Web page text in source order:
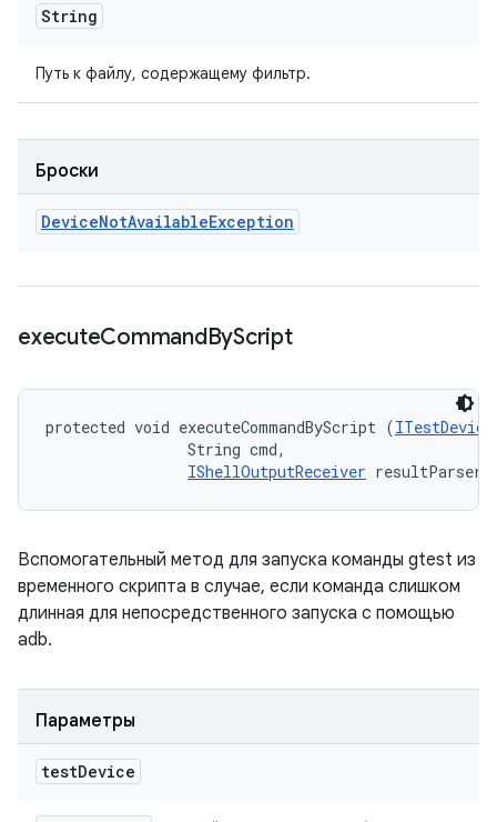
String
Путь к файлу, содержащему фильтр.
Броски
DeviceNotAvailableException
executeCommandByScript
protected void executeCommandByScript (ITestDevice
                String cmd,
IShellOutputReceiver resultParser)
Вспомогательный метод для запуска команды gtest из
временного скрипта в случае, если команда слишком
длинная для непосредственного запуска с помощью
adb.
Параметры
testDevice